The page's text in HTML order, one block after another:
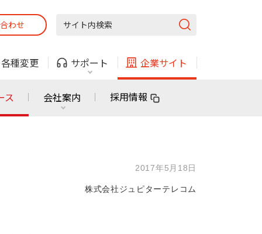
わせ
各種変更 サポート 企業サイト
ガス
利用できる物件も！
ガス
固定電話
法人・自治体向けサービス
ス 会社案内 採用情報
2017年5月18日
株式会社ジュピターテレコム